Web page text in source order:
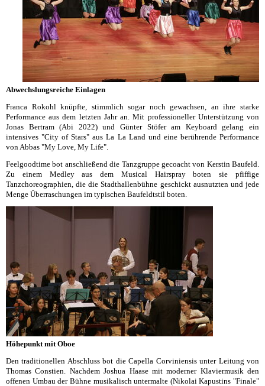
Abwechslungsreiche Einlagen
Franca Rokohl knüpfte, stimmlich sogar noch gewachsen, an ihre starke
Performance aus dem letzten Jahr an. Mit professioneller Unterstützung von
Jonas Bertram (Abi 2022) und Günter Stöfer am Keyboard gelang ein
intensives "City of Stars" aus La La Land und eine berührende Performance
von Abbas "My Love, My Life".
Feelgoodtime bot anschließend die Tanzgruppe gecoacht von Kerstin Baufeld.
Zu einem Medley aus dem Musical Hairspray boten sie pfiffige
Tanzchoreographien, die die Stadthallenbühne geschickt ausnutzten und jede
Menge Überraschungen im typischen Baufeldtstil boten.
Höhepunkt mit Oboe
Den traditionellen Abschluss bot die Capella Corviniensis unter Leitung von
Thomas Constien. Nachdem Joshua Haase mit moderner Klaviermusik den
offenen Umbau der Bühne musikalisch untermalte (Nikolai Kapustins "Finale"